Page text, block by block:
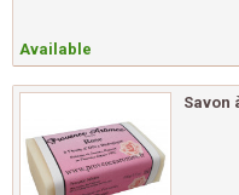
Available
Savon